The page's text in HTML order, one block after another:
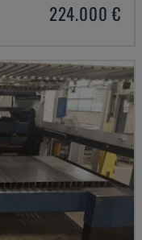
224.000 €